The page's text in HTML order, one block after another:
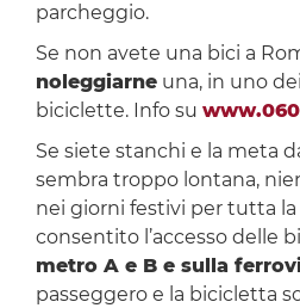
parcheggio.
Se non avete una bici a
noleggiarneuna, in uno
biciclette. Info su
Se siete stanchi e la meta
sembra troppo lontana,
nei giorni festivi per tutta la
consentito l’accesso delle
metro A e B e sulla
passeggero e la bicicletta